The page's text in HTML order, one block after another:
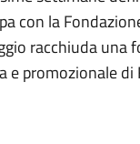
con la
racchiuda una
e promozionale